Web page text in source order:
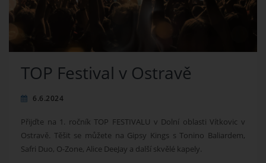
TOP Festival v Ostravě
6.6.2024
Přijďte na 1 . ročník TOP FESTIVALU v Dolní oblasti Vítkovic v
Ostravě. Těšit se můžete na Gipsy Kings s Tonino Baliardem,
Safri Duo, O-Zone, Alice DeeJay a další skvělé kapely.